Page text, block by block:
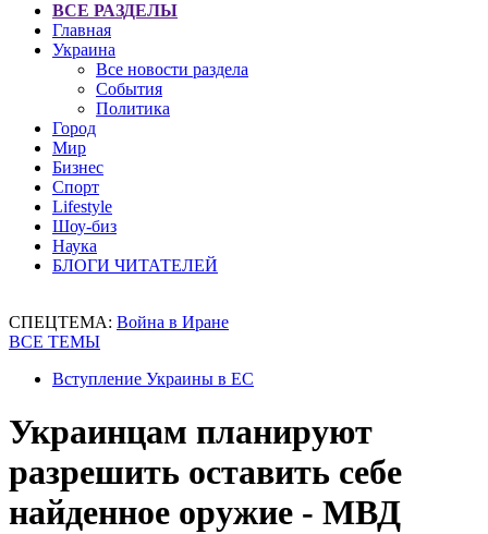
ВСЕ РАЗДЕЛЫ
Главная
Украина
Все новости раздела
События
Политика
Город
Мир
Бизнес
Спорт
Lifestyle
Шоу-биз
Наука
БЛОГИ ЧИТАТЕЛЕЙ
СПЕЦТЕМА: Война в Иране
ВСЕ ТЕМЫ
Вступление Украины в ЕС
Украинцам планируют
разрешить оставить себе
найденное оружие - МВД